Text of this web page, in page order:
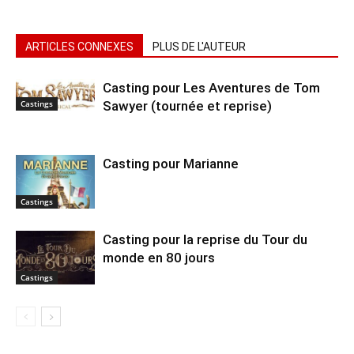
ARTICLES CONNEXES PLUS DE L'AUTEUR
Castings
Casting pour Les Aventures de Tom
Sawyer (tournée et reprise)
Castings
Casting pour Marianne
Castings
Casting pour la reprise du Tour du
monde en 80 jours